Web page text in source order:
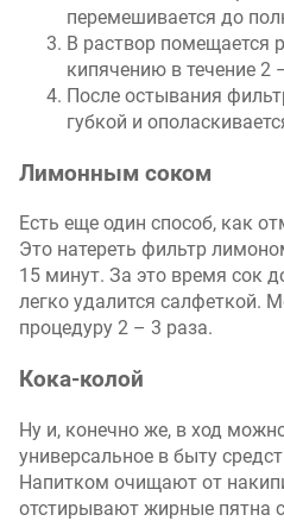
перемешивается до
В раствор помещается
кипячению в течение 2
После остывания
губкой и
Лимонным соком
Есть еще один способ, как
Это натереть фильтр
15 минут. За это время сок
легко удалится салфеткой.
процедуру 2 – 3 раза.
Кока-колой
Ну и, конечно же, в ход
универсальное в быту
Напитком очищают от
отстирывают жирные пятна